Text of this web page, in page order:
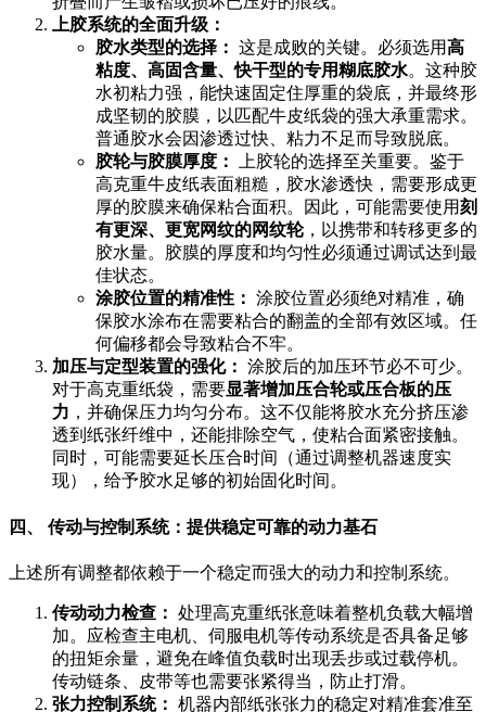
上胶系统的全面升级：
胶水类型的选择： 这是成败的关键。必须选用 高
粘度、高固含量、快干型的专用糊底胶水。这种胶
水初粘力强，能快速固定住厚重的袋底，并最终形
成坚韧的胶膜，以匹配牛皮纸袋的强大承重需求。
普通胶水会因渗透过快、粘力不足而导致脱底。
胶轮与胶膜厚度： 上胶轮的选择至关重要。鉴于
高克重牛皮纸表面粗糙，胶水渗透快，需要形成更
厚的胶膜来确保粘合面积。因此，可能需要使用刻
有更深、更宽网纹的网纹轮，以携带和转移更多的
胶水量。胶膜的厚度和均匀性必须通过调试达到最
佳状态。
涂胶位置的精准性： 涂胶位置必须绝对精准，确
保胶水涂布在需要粘合的翻盖的全部有效区域。任
何偏移都会导致粘合不牢。
加压与定型装置的强化： 涂胶后的加压环节必不可少。
对于高克重纸袋，需要显著增加压合轮或压合板的压
力 ，并确保压力均匀分布。这不仅能将胶水充分挤压渗
透到纸张纤维中，还能排除空气，使粘合面紧密接触。
同时，可能需要延长压合时间（通过调整机器速度实
现），给予胶水足够的初始固化时间。
四、 传动与控制系统：提供稳定可靠的动力基石
上述所有调整都依赖于一个稳定而强大的动力和控制系统。
传动动力检查： 处理高克重纸张意味着整机负载大幅增
加。应检查主电机、伺服电机等传动系统是否具备足够
的扭矩余量，避免在峰值负载时出现丢步或过载停机。
传动链条、皮带等也需要张紧得当，防止打滑。
张力控制系统： 机器内部纸张张力的稳定对精准套准至